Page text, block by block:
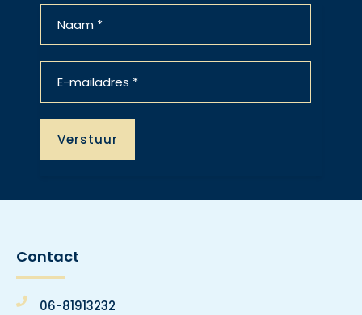
Contact
06-81913232